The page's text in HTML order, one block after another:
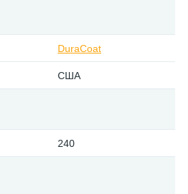
DuraCoat
США
240